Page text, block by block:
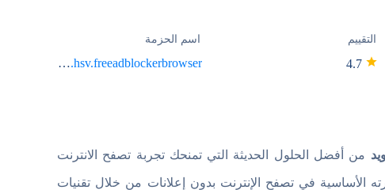
التقييم اسم الحزمة
com.hsv.freeadblockerbrowser
من أفضل الحلول الحديثة التي تمنحك تجربة تصفح الانترنت
الأساسية في تصفح الإنترنت بدون إعلانات من خلال تقنيات